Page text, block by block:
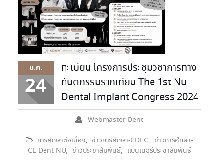
ม.ค.
24
ทะเบียน โครงการประชุมวิชาการทาง
ทันตกรรมรากเทียม The 1st Nu
Dental Implant Congress 2024
Webmaster Dent
การศึกษาต่อเนื่อง, ข่าวการศึกษา-CDEC, ข่าวการศึกษา-
CE Dent NU, ข่าวประชาสัมพันธ์, แบนเนอร์ประชาสัมพันธ์